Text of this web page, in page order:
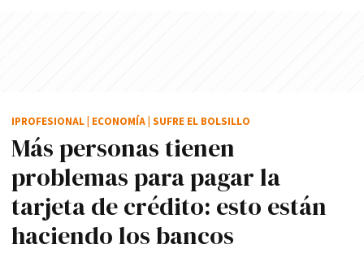
Más personas tienen
problemas para pagar la
tarjeta de crédito: esto están
haciendo los bancos
IPROFESIONAL ECONOMÍA SUFRE EL BOLSILLO